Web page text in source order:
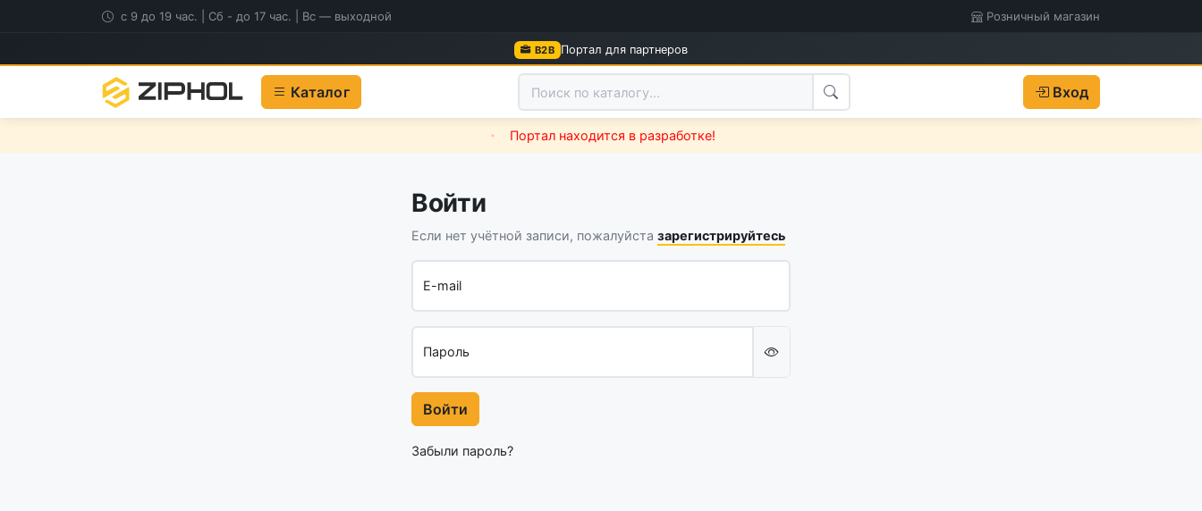
с 9 до 19 час. | Сб - до 17 час. | Вс — выходной Розничный магазин
B2B Портал для партнеров
Каталог Вход
Портал находится в разработке!
Войти
Если нет учётной записи, пожалуйста зарегистрируйтесь
E-mail
Пароль
Войти
Забыли пароль?